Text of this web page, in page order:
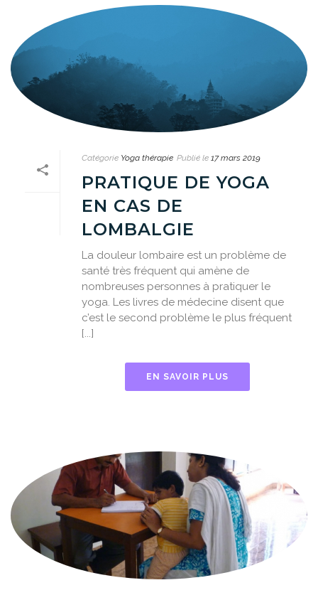
Catégorie Yoga thérapie Publié le 17 mars 2019
PRATIQUE DE YOGA
EN CAS DE
LOMBALGIE
La douleur lombaire est un problème de
santé très fréquent qui amène de
nombreuses personnes à pratiquer le
yoga. Les livres de médecine disent que
c’est le second problème le plus fréquent
[...]
EN SAVOIR PLUS